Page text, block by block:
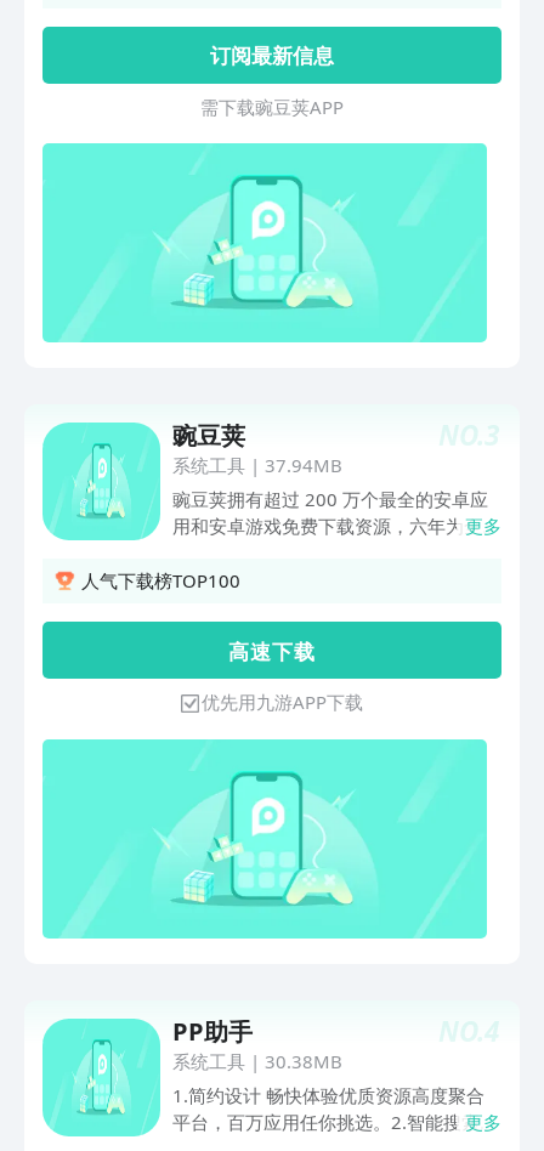
订阅最新信息
需 下 载 豌 豆 荚 A P P
NO.3
豌豆荚
系统工具| 37.94MB
豌豆荚拥有超过 200 万个最全的安卓应
用和安卓游戏免费下载资源，六年为全国
原因：1. 从全网 29 家应用商店收录了超
经过应用专家手工实测和机器校准，保证
官方无恶意。3. 超过百家专业媒体和微
博达人入驻，为你推荐更多好玩的应用游
戏4. 行业知名的「豌豆荚设计奖」绝对
是你发现小众精致应用的不二选择。
更多
人气下载榜TOP100
高 速 下 载
优先用九游APP下载
NO.4
PP助手
系统工具| 30.38MB
1.简约设计 畅快体验优质资源高度聚合
平台，百万应用任你挑选。2.智能搜索引
更多